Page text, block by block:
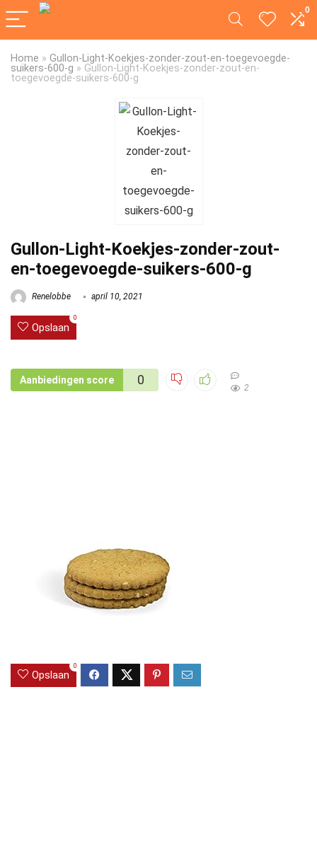
0
Home » Gullon-Light-Koekjes-zonder-zout-en-toegevoegde-
suikers-600-g » Gullon-Light-Koekjes-zonder-zout-en-
toegevoegde-suikers-600-g
Gullon-Light-Koekjes-zonder-zout-
en-toegevoegde-suikers-600-g
Renelobbe april 10, 2021
Opslaan
0
Aanbiedingen score 0
2
Opslaan
0